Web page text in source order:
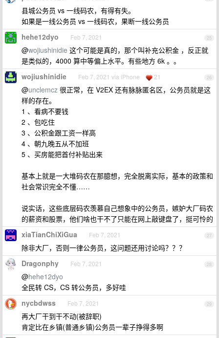
县城公务员 vs 一线码农，有得有失。
如果是一线公务员 vs 一线码农，果断一线公务员
25
hehe12dyo Feb 7, 2021
@wojiushinidie 这个可能是真的，那个叫补充公积金 ，反正就
是类似的，4000 算中等偏上水平。有些地方 6k 。。
26
wojiushinidie Feb 7, 2021 via iPhone 21
@unclemcz 很正常，在 V2EX 还有脉脉匿名区，公务员就是这
样的存在。
1 、看病不要钱
2 、包吃住
3 、公积金跟工资一样高
4 、朝九晚五从不加班
5 、买房能把首付补贴出来
基本上就是一大堆码农在那臆想，完全脱离实际，基本的政策和
社会常识完全不懂……
说实话，这些底层码农羡慕自己想象中的公务员，嫉妒大厂码农
的薪资和股票，他们啥也干不了只能在网上敲键盘了，挺可怜的
27
xiaTianChiXiGua Feb 7, 2021
除非大厂，否则一律公务员，这问题还用讨论吗？？？
28
Dragonphy Feb 7, 2021
@hehe12dyo
全民转 CS，CS 转公务员，多好哇
29
nycbdwss Feb 7, 2021
再大厂干到干不动(被辞职)
肯定比在乡镇(普通乡镇)公务员一辈子挣得多啊